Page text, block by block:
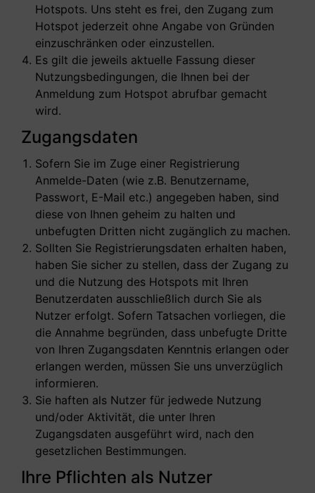
Hotspots. Uns steht es frei, den Zugang zum
Hotspot jederzeit ohne Angabe von Gründen
einzuschränken oder einzustellen.
Es gilt die jeweils aktuelle Fassung dieser
Nutzungsbedingungen, die Ihnen bei der
Anmeldung zum Hotspot abrufbar gemacht
wird.
Zugangsdaten
Sofern Sie im Zuge einer Registrierung
Anmelde-Daten (wie z.B. Benutzername,
Passwort, E-Mail etc.) angegeben haben, sind
diese von Ihnen geheim zu halten und
unbefugten Dritten nicht zugänglich zu machen.
Sollten Sie Registrierungsdaten erhalten haben,
haben Sie sicher zu stellen, dass der Zugang zu
und die Nutzung des Hotspots mit Ihren
Benutzerdaten ausschließlich durch Sie als
Nutzer erfolgt. Sofern Tatsachen vorliegen, die
die Annahme begründen, dass unbefugte Dritte
von Ihren Zugangsdaten Kenntnis erlangen oder
erlangen werden, müssen Sie uns unverzüglich
informieren.
Sie haften als Nutzer für jedwede Nutzung
und/oder Aktivität, die unter Ihren
Zugangsdaten ausgeführt wird, nach den
gesetzlichen Bestimmungen.
Ihre Pflichten als Nutzer